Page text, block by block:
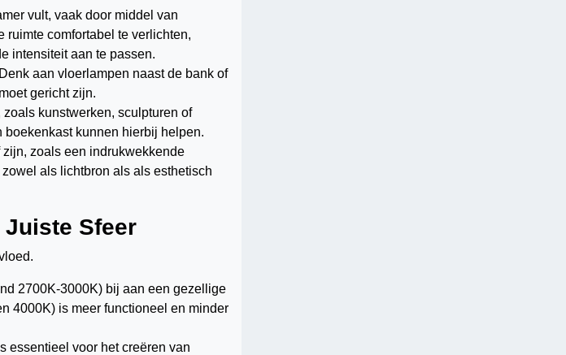
vult, vaak door middel van
ruimte comfortabel te verlichten,
intensiteit aan te passen.
aan vloerlampen naast de bank of
gericht zijn.
kunstwerken, sculpturen of
kunnen hierbij helpen.
zoals een indrukwekkende
als lichtbron als als esthetisch
Sfeer
2700K-3000K) bij aan een gezellige
4000K) is meer functioneel en minder
essentieel voor het creëren van